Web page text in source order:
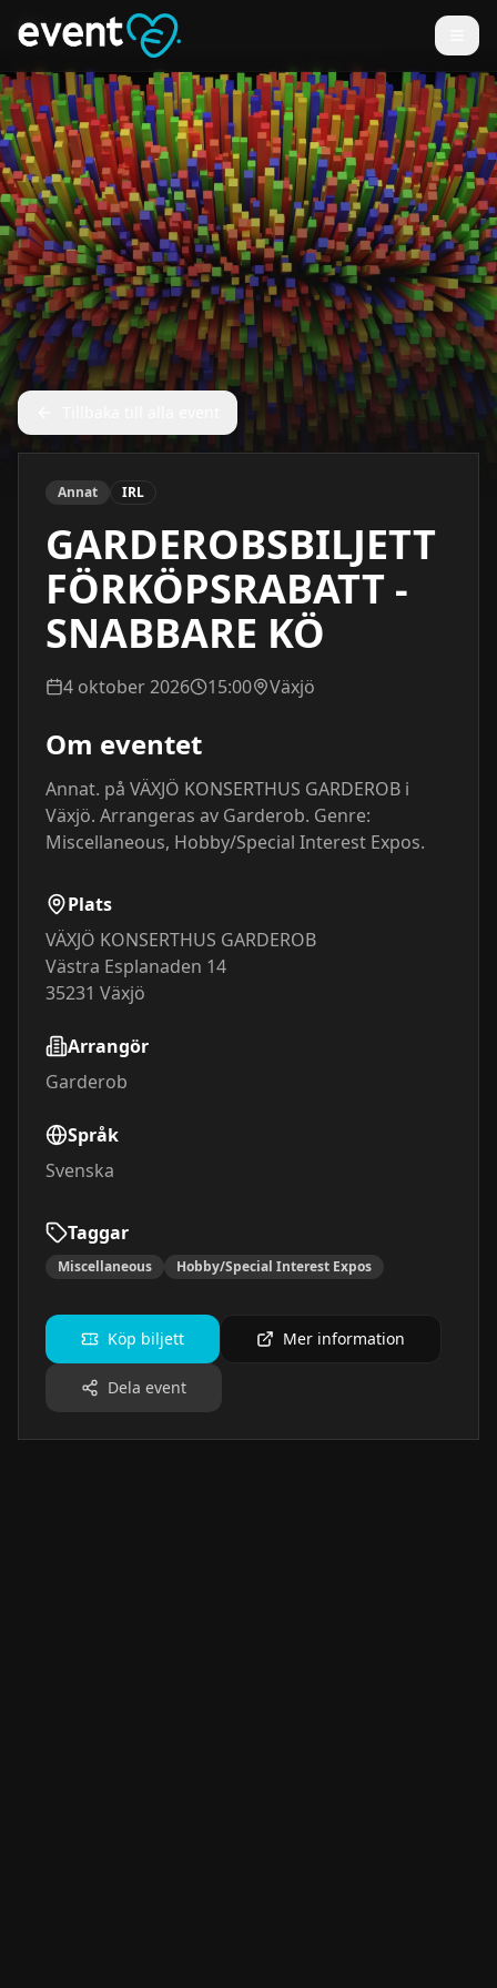
Annat IRL
GARDEROBSBILJETT
FÖRKÖPSRABATT -
SNABBARE KÖ
4 oktober 2026 15:00 Växjö
Om eventet
Annat. på VÄXJÖ KONSERTHUS GARDEROB i
Växjö. Arrangeras av Garderob. Genre:
Miscellaneous, Hobby/Special Interest Expos.
Plats
VÄXJÖ KONSERTHUS GARDEROB
Västra Esplanaden 14
35231 Växjö
Arrangör
Garderob
Språk
Svenska
Taggar
Miscellaneous Hobby/Special Interest Expos
Köp biljett Mer information
Dela event